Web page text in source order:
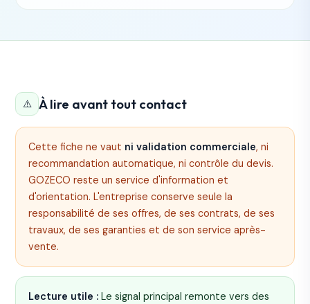
⚠️ À lire avant tout contact
Cette fiche ne vaut ni validation commerciale, ni
recommandation automatique, ni contrôle du devis.
GOZECO reste un service d'information et
d'orientation. L'entreprise conserve seule la
responsabilité de ses offres, de ses contrats, de ses
travaux, de ses garanties et de son service après-
vente.
Lecture utile : Le signal principal remonte vers des